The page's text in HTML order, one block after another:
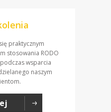
praktycznym
stosowania RODO
wsparcia
naszym